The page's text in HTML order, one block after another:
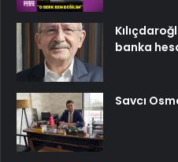
banka
Savcı